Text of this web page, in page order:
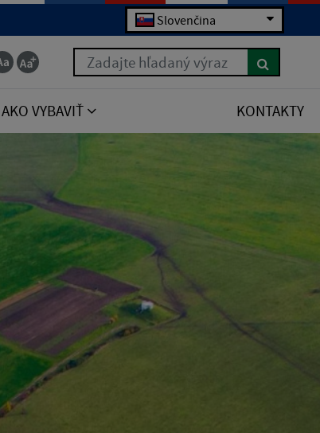
Slovenčina
Zadajte hľadaný výraz
AKO VYBAVIŤ KONTAKTY